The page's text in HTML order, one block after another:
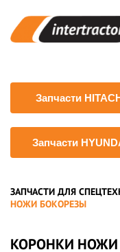
Запчасти
Запчасти
ЗАПЧАСТИ ДЛЯ
НОЖИ БОКОРЕЗЫ
КОРОНКИ НОЖИ